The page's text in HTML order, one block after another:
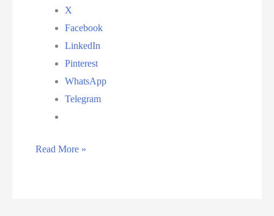
X
Facebook
LinkedIn
Pinterest
WhatsApp
Telegram
Bloco
Read More »